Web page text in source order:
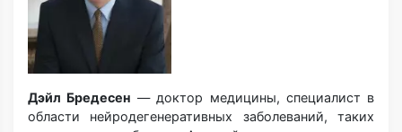
Дэйл Бредесен — доктор медицины, специалист в
области нейродегенеративных заболеваний, таких